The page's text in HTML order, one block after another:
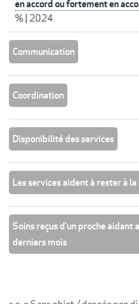
en accord ou fortement en
% 2024
Communication
Coordination
Disponibilité des services
Les services aident à rester à
Soins reçus d'un proche aidant
derniers mois